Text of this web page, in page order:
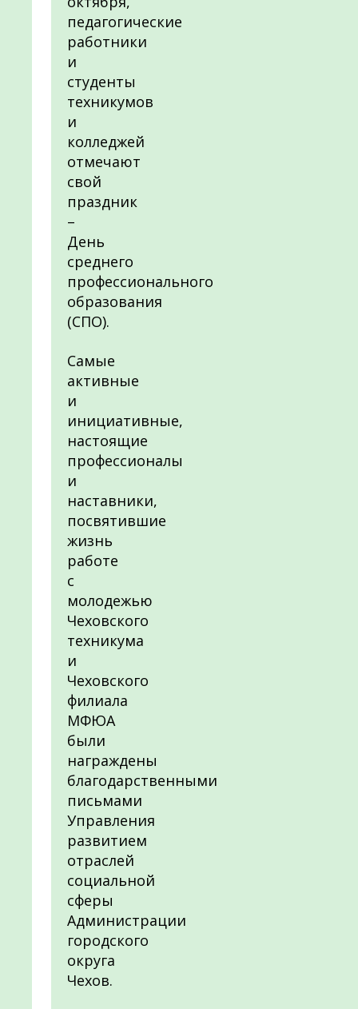
педагогические
работники
и
студенты
техникумов
и
колледжей
отмечают
свой
праздник
–
День
среднего
профессионального
образования
(СПО).
Самые
активные
и
инициативные,
настоящие
профессионалы
и
наставники,
посвятившие
жизнь
работе
с
молодежью
Чеховского
техникума
и
Чеховского
филиала
МФЮА
были
награждены
благодарственными
письмами
Управления
развитием
отраслей
социальной
сферы
Администрации
городского
округа
Чехов.